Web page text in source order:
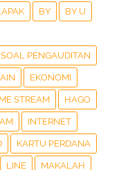
BY BY U
PENGAUDITAN
EKONOMI
STREAM HAGO
INTERNET
KARTU PERDANA
LINE MAKALAH